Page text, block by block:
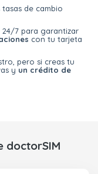
de cambio
7 para garantizar
con tu tarjeta
pero si creas tu
y un crédito de
doctorSIM